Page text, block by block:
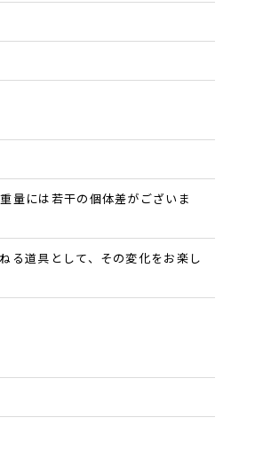
量には若干の個体差がございま
る道具として、その変化をお楽し